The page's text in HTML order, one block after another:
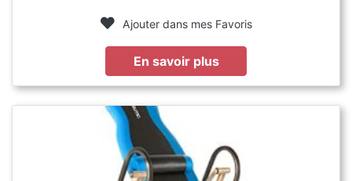
Ajouter dans mes Favoris
En savoir plus